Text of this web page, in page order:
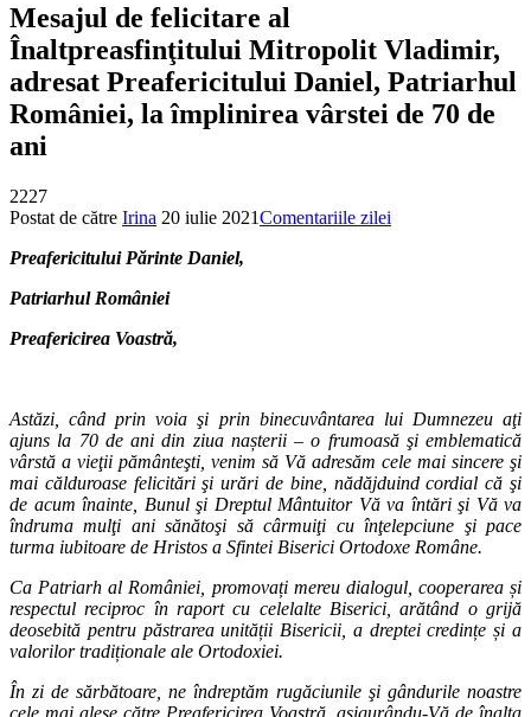
Mesajul de felicitare al
Înaltpreasfinţitului Mitropolit Vladimir,
adresat Preafericitului Daniel, Patriarhul
României, la împlinirea vârstei de 70 de
ani
2227
Postat de către Irina 20 iulie 2021Comentariile zilei
Preafericitului Părinte Daniel,
Patriarhul României
Preafericirea Voastră,
Astăzi, când prin voia şi prin binecuvântarea lui Dumnezeu aţi
ajuns la 70 de ani din ziua nașterii – o frumoasă şi emblematică
vârstă a vieţii pământeşti, venim să Vă adresăm cele mai sincere şi
mai călduroase felicitări şi urări de bine, nădăjduind cordial că şi
de acum înainte, Bunul şi Dreptul Mântuitor Vă va întări şi Vă va
îndruma mulţi ani sănătoşi să cârmuiţi cu înţelepciune şi pace
turma iubitoare de Hristos a Sfintei Biserici Ortodoxe Române.
Ca Patriarh al României, promovați mereu dialogul, cooperarea și
respectul reciproc în raport cu celelalte Biserici, arătând o grijă
deosebită pentru păstrarea unității Bisericii, a dreptei credințe și a
valorilor tradiționale ale Ortodoxiei.
În zi de sărbătoare, ne îndreptăm rugăciunile şi gândurile noastre
cele mai alese către Preafericirea Voastră, asigurându-Vă de înalta